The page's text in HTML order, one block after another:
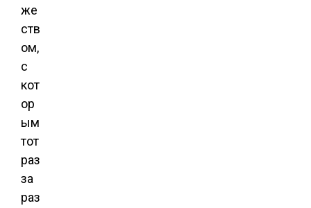
же
ств
ом,
с
кот
ор
ым
тот
раз
за
раз